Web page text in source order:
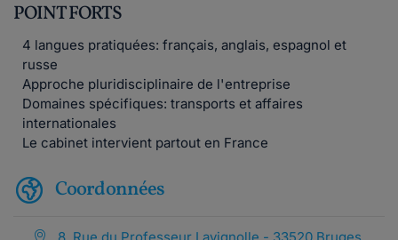
POINT FORTS
4 langues pratiquées: français, anglais, espagnol et
russe
Approche pluridisciplinaire de l'entreprise
Domaines spécifiques: transports et affaires
internationales
Le cabinet intervient partout en France
Coordonnées